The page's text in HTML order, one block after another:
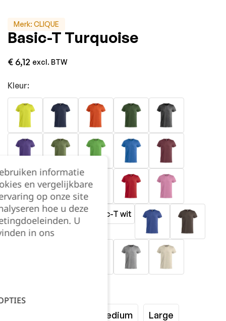
Merk: CLIQUE
Basic-T Turquoise
€ 6,12 excl. BTW
Kleur:
Medium Large
informatie
en vergelijkbare
op onze site
hoe u deze
U
in ons